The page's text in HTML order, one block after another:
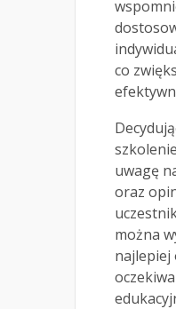
co
uwagę
oraz
można
najlepiej